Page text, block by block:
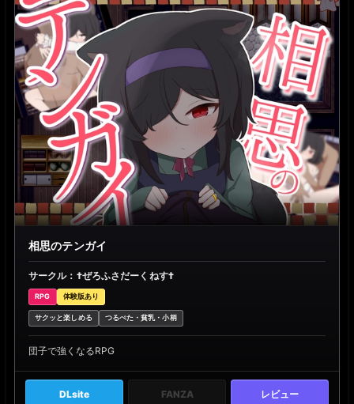
相思のテンガイ
サークル：†ぜろふさだーくねす†
RPG 体験版あり
サクッと楽しめる つるぺた・貧乳・小柄
団子で強くなるRPG
DLsite FANZA レビュー